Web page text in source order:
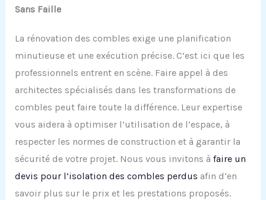
Sans Faille
La rénovation des combles exige une planification
minutieuse et une exécution précise. C’est ici que les
professionnels entrent en scène. Faire appel à des
architectes spécialisés dans les transformations de
combles peut faire toute la différence. Leur expertise
vous aidera à optimiser l’utilisation de l’espace, à
respecter les normes de construction et à garantir la
sécurité de votre projet. Nous vous invitons à faire un
devis pour l’isolation des combles perdus afin d’en
savoir plus sur le prix et les prestations proposés.